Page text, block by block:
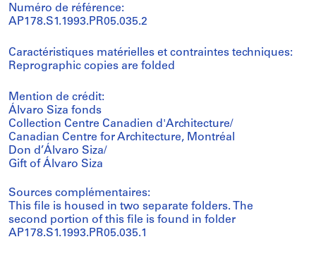
Numéro de référence:
AP178.S1.1993.PR05.035.2
Caractéristiques matérielles et contraintes techniques:
Reprographic copies are folded
Mention de crédit:
Álvaro Siza fonds
Collection Centre Canadien d'Architecture/
Canadian Centre for Architecture, Montréal
Don d’Álvaro Siza/
Gift of Álvaro Siza
Sources complémentaires:
This file is housed in two separate folders. The
second portion of this file is found in folder
AP178.S1.1993.PR05.035.1